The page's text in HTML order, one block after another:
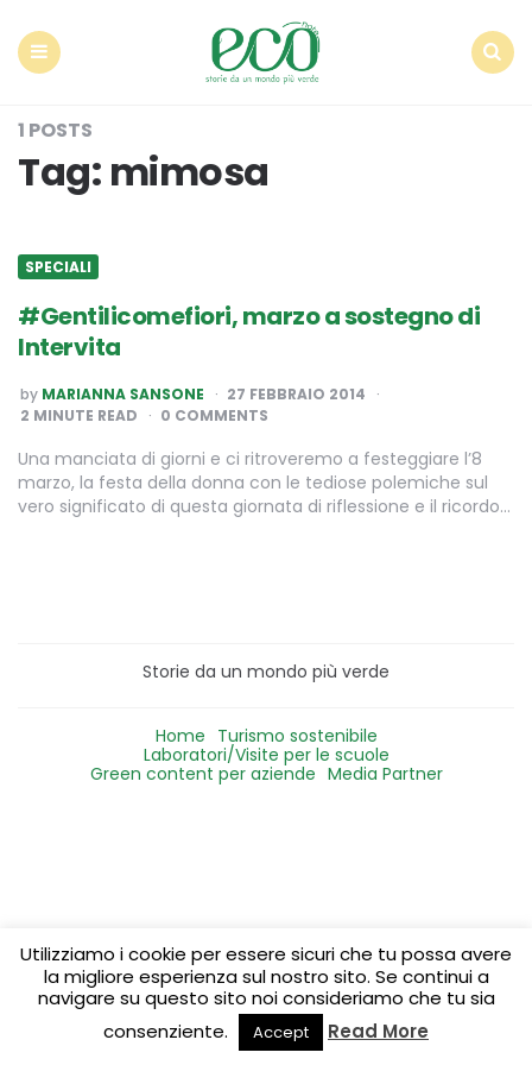
1 POSTS
Tag: mimosa
SPECIALI
#Gentilicomefiori, marzo a sostegno di
Intervita
POSTED
BY
by MARIANNA SANSONE
27 FEBBRAIO 2014
2 MINUTE READ 0 COMMENTS
Una manciata di giorni e ci ritroveremo a festeggiare l’8
marzo, la festa della donna con le tediose polemiche sul
vero significato di questa giornata di riflessione e il ricordo…
Storie da un mondo più verde
Home Turismo sostenibile
Laboratori/Visite per le scuole
Green content per aziende Media Partner
Utilizziamo i cookie per essere sicuri che tu possa avere
la migliore esperienza sul nostro sito. Se continui a
navigare su questo sito noi consideriamo che tu sia
consenziente.
Accept Read More